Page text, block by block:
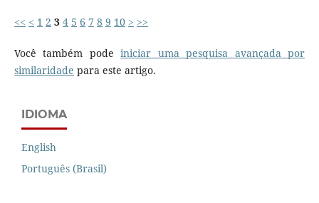
<< < 1 2 3 4 5 6 7 8 9 10 > >>
Você também podeiniciar uma pesquisa avançada por
similaridade para este artigo.
IDIOMA
English
Português (Brasil)